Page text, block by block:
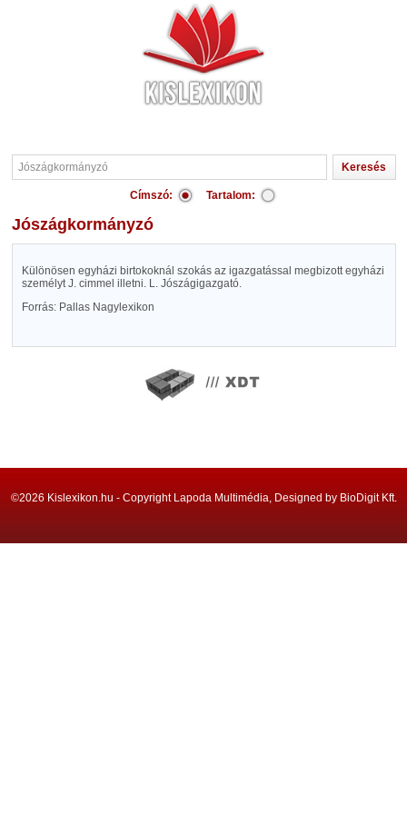
Címszó: Tartalom:
Jószágkormányzó
Különösen egyházi birtokoknál szokás az igazgatással megbizott egyházi
személyt J. cimmel illetni. L. Jószágigazgató.
Forrás: Pallas Nagylexikon
©2026 Kislexikon.hu - Copyright Lapoda Multimédia, Designed by BioDigit Kft.